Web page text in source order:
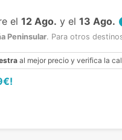
el 12 Ago. y el 13 Ago.
Peninsular. Para otros
al mejor precio y verifica la